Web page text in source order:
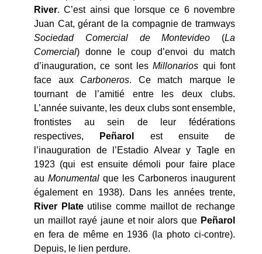
River. C’est ainsi que lorsque ce 6 novembre
Juan Cat, gérant de la compagnie de tramways
Sociedad Comercial de Montevideo (La
Comercial) donne le coup d’envoi du match
d’inauguration, ce sont lesMillonarios qui font
face aux Carboneros. Ce match marque le
tournant de l’amitié entre les deux clubs.
L’année suivante, les deux clubs sont ensemble,
frontistes au sein de leur fédérations
respectives,
Peñarol
est ensuite de
l’inauguration de l’Estadio Alvear y Tagle en
1923 (qui est ensuite démoli pour faire place
au Monumental que les Carboneros inaugurent
également en 1938). Dans les années trente,
River Plateutilise comme maillot de rechange
un maillot rayé jaune et noir alors que Peñarol
en fera de même en 1936 (la photo ci-contre).
Depuis, le lien perdure.